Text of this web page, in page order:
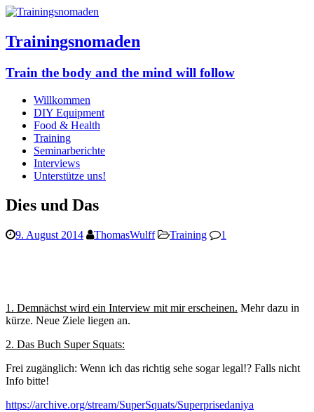
Trainingsnomaden
Train the body and the mind will follow
Willkommen
DIY Equipment
Food & Health
Training
Seminarberichte
Interviews
Unterstütze uns!
Dies und Das
9. August 2014 ThomasWulff Training 1
1. Demnächst wird ein Interview mit mir erscheinen. Mehr dazu in
kürze. Neue Ziele liegen an.
2. Das Buch Super Squats:
Frei zugänglich: Wenn ich das richtig sehe sogar legal!? Falls nicht
Info bitte!
https://archive.org/stream/SuperSquats/Superprisedaniya